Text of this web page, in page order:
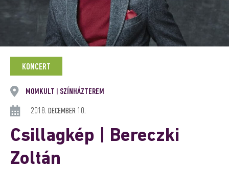
KONCERT
MOMKULT SZÍNHÁZTEREM
2018. DECEMBER 10.
Csillagkép | Bereczki
Zoltán